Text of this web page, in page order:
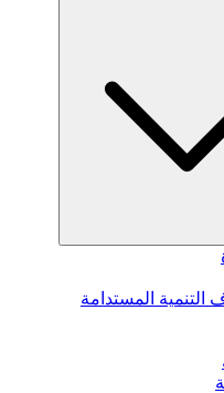
التنمية المستدامة